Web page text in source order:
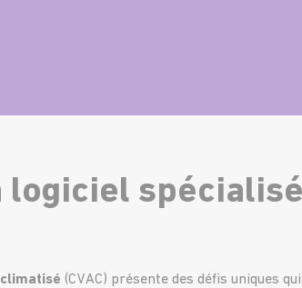
logiciel
climatisé (CVAC) présente des défis uniques